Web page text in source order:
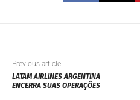
Previous article
LATAM AIRLINES ARGENTINA
ENCERRA SUAS OPERAÇÕES